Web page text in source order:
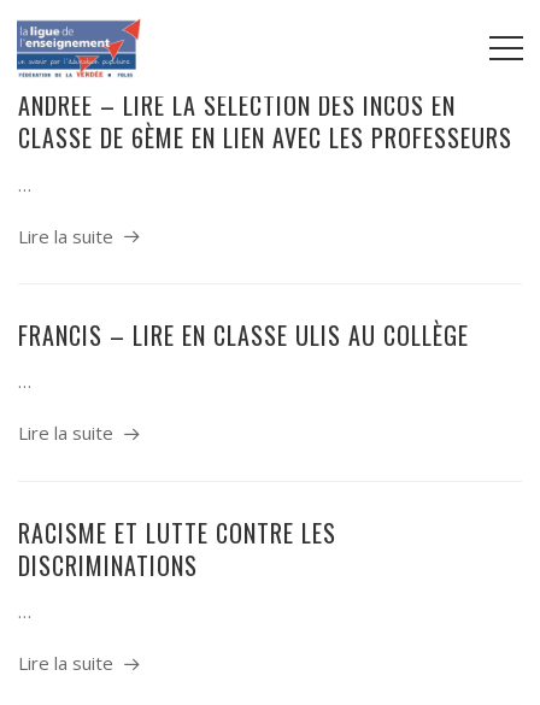
ANDRÉE – LIRE LA SÉLECTION DES INCOS EN
CLASSE DE 6ÈME EN LIEN AVEC LES PROFESSEURS
…
Lire la suite
FRANCIS – LIRE EN CLASSE ULIS AU COLLÈGE
…
Lire la suite
RACISME ET LUTTE CONTRE LES
DISCRIMINATIONS
…
Lire la suite